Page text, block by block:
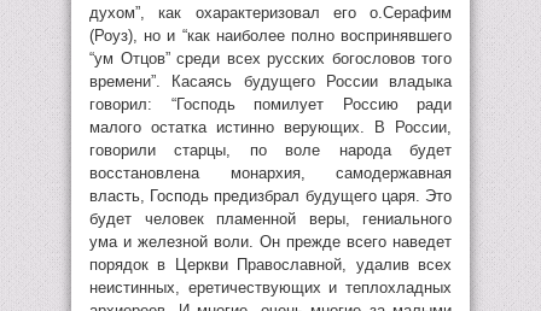
духом”, как охарактеризовал его о.Серафим
(Роуз), но и “как наиболее полно воспринявшего
“ум Отцов” среди всех русских богословов того
времени”. Касаясь будущего России владыка
говорил: “Господь помилует Россию ради
малого остатка истинно верующих. В России,
говорили старцы, по воле народа будет
восстановлена монархия, самодержавная
власть, Господь предизбрал будущего царя. Это
будет человек пламенной веры, гениального
ума и железной воли. Он прежде всего наведет
порядок в Церкви Православной, удалив всех
неистинных, еретичествующих и теплохладных